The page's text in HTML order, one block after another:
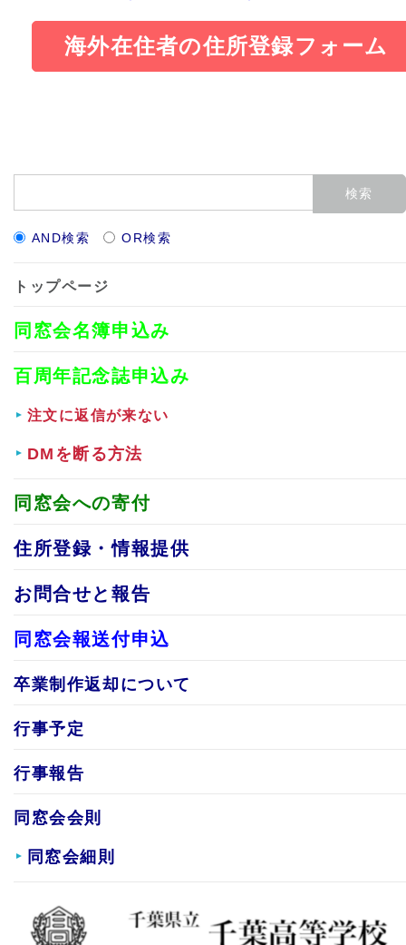
海外在住者の住所登録フォーム
AND検索 OR検索
トップページ
同窓会名簿申込み
百周年記念誌申込み
注文に返信が来ない
DMを断る方法
同窓会への寄付
住所登録・情報提供
お問合せと報告
同窓会報送付申込
卒業制作返却について
行事予定
行事報告
同窓会会則
同窓会細則